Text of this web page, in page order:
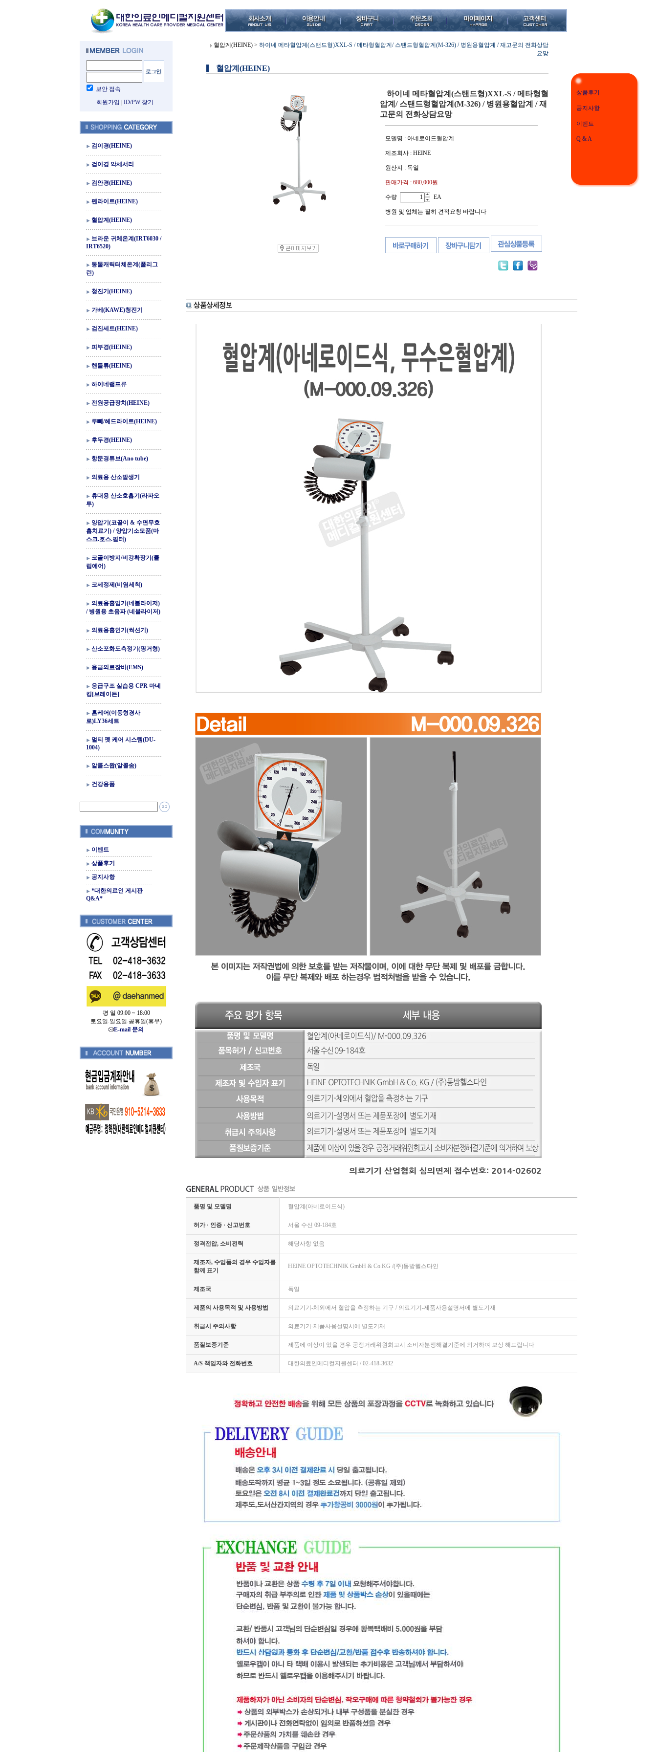
보안 접속
회원가입
ID/PW 찾기
검이경(HEINE)
검이경 악세서리
검안경(HEINE)
펜라이트(HEINE)
혈압계(HEINE)
브라운 귀체온계(IRT6030 /
IRT6520)
동물캐릭터체온계(폴리그
린)
청진기(HEINE)
가베(KAWE)청진기
검진세트(HEINE)
피부경(HEINE)
핸들류(HEINE)
하이네램프류
전원공급장치(HEINE)
루뻬/헤드라이트(HEINE)
후두경(HEINE)
항문경튜브(Ano tube)
의료용 산소발생기
휴대용 산소호흡기(라파오
투)
양압기(코골이 & 수면무호
흡치료기) / 양압기소모품(마
스크.호스.필터)
코골이방지/비강확장기(클
립에어)
코세정제(비염세척)
의료용흡입기(네블라이저)
/ 병원용 초음파 (네블라이저)
의료용흡인기(썩션기)
산소포화도측정기(핑거형)
응급의료장비(EMS)
응급구조 실습용 CPR 마네
킹[브레이든]
홈케어(이동형경사
로)LY36세트
멀티 펫 케어 시스템(DU-
1004)
알콜스왑(알콜솜)
건강용품
이벤트
상품후기
공지사항
*대한의료인 게시판
Q&A*
평 일 09:00 ~ 18:00
토요일.일요일.공휴일(휴무)
E-mail 문의
혈압계(HEINE) > 하이네 메타혈압계(스탠드형)XXL-S / 메타형혈압계/ 스탠드형혈압계(M-326) / 병원용혈압계 / 재고문의 전화상담
요망
혈압계(HEINE)
하이네 메타혈압계(스탠드형)XXL-S / 메타형혈
압계/ 스탠드형혈압계(M-326) / 병원용혈압계 / 재
고문의 전화상담요망
모델명 : 아네로이드혈압계
제조회사 : HEINE
원산지 : 독일
판매가격 : 680,000원
수량 EA
병원 및 업체는 필히 견적요청 바랍니다
품명 및 모델명 혈압계(아네로이드식)
허가 · 인증 · 신고번호 서울 수신 09-184호
정격전압, 소비전력 해당사항 없음
제조자, 수입품의 경우 수입자를
함께 표기
HEINE OPTOTECHNIK GmbH & Co.KG /(주)동방헬스다인
제조국 독일
제품의 사용목적 및 사용방법 의료기기-체외에서 혈압을 측정하는 기구 / 의료기기-제품사용설명서에 별도기재
취급시 주의사항 의료기기-제품사용설명서에 별도기재
품질보증기준 제품에 이상이 있을 경우 공정거래위원회고시 소비자분쟁해결기준에 의거하여 보상 해드립니다
A/S 책임자와 전화번호 대한의료인메디컬지원센터 / 02-418-3632
상품후기
공지사항
이벤트
Q & A